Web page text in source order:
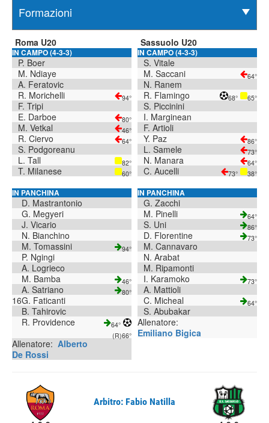
Roma U20
IN CAMPO (4-3-3)
P. Boer
M. Ndiaye
A. Feratovic
R. Morichelli
94°
F. Tripi
E. Darboe
80°
M. Vetkal 46°
R. Ciervo 64°
S. Podgoreanu
L. Tall
82°
T. Milanese 60°
IN PANCHINA
D. Mastrantonio
G. Megyeri
J. Vicario
N. Bianchino
M. Tomassini
94°
P. Ngingi
A. Logrieco
M. Bamba
46°
A. Satriano 80°
16G. Faticanti
B. Tahirovic
R. Providence
64°
(R)66°
Allenatore: Alberto
De Rossi
Sassuolo U20
IN CAMPO (4-3-3)
S. Vitale
M. Saccani
64°
N. Ranem
R. Flamingo
68° 65°
S. Piccinini
I. Marginean
F. Artioli
Y. Paz
86°
L. Samele 73°
N. Manara 64°
C. Aucelli 73° 38°
IN PANCHINA
G. Zacchi
M. Pinelli
64°
S. Uni 86°
D. Florentine 73°
M. Cannavaro
N. Arabat
M. Ripamonti
I. Karamoko
73°
A. Mattioli
C. Micheal
64°
S. Abubakar
Allenatore:
Emiliano Bigica
Arbitro: Fabio Natilla